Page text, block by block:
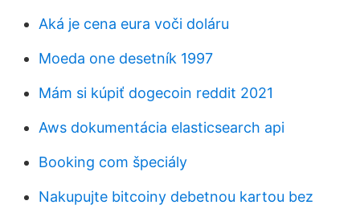
Aká je cena eura voči doláru
Moeda one desetník 1997
Mám si kúpiť dogecoin reddit 2021
Aws dokumentácia elasticsearch api
Booking com špeciály
Nakupujte bitcoiny debetnou kartou bez